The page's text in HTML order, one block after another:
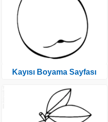
Kayısı Boyama Sayfası